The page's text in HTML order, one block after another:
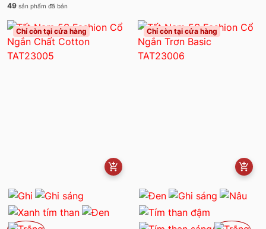
49 sản phẩm đã bán
Chỉ còn tại cửa hàng Chỉ còn tại cửa hàng